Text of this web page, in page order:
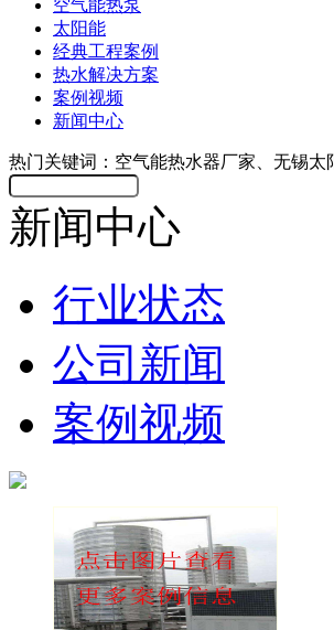
空气能热泵
太阳能
经典工程案例
热水解决方案
案例视频
新闻中心
热门关键词：空气能热水器厂家、无锡
新闻中心
行业状态
公司新闻
案例视频